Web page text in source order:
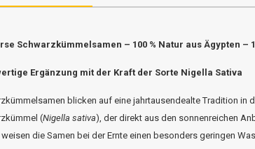
Schwarzkümmelsamen – 100 % Natur aus Ägypten –
Ergänzung mit der Kraft der Sorte Nigella Sativa
blicken auf eine jahrtausendealte Tradition in
(Nigella sativa), der direkt aus den sonnenreichen
die Samen bei der Ernte einen besonders geringen